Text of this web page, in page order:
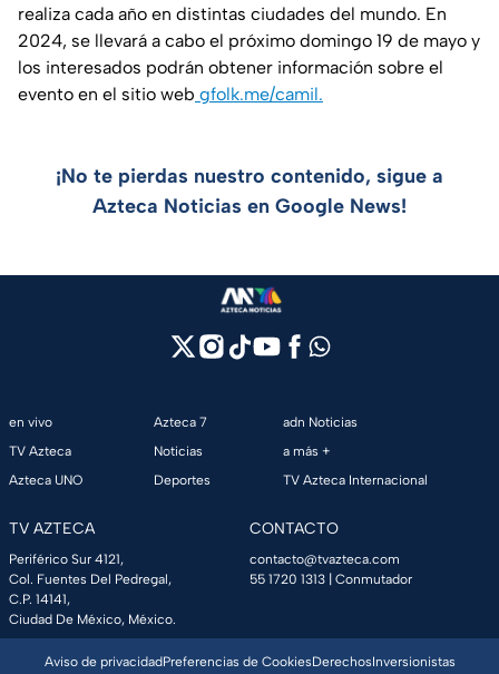
realiza cada año en distintas ciudades del mundo. En
2024, se llevará a cabo el próximo domingo 19 de mayo y
los interesados podrán obtener información sobre el
evento en el sitio web gfolk.me/camil.
¡No te pierdas nuestro contenido, sigue a
Azteca Noticias en Google News!
en vivo
TV Azteca
Azteca UNO
Azteca 7
Noticias
Deportes
adn Noticias
a más +
TV Azteca Internacional
TV AZTECA
Periférico Sur 4121,
Col. Fuentes Del Pedregal,
C.P. 14141,
Ciudad De México, México.
CONTACTO
contacto@tvazteca.com
55 1720 1313 | Conmutador
Aviso de privacidadPreferencias de CookiesDerechosInversionistas